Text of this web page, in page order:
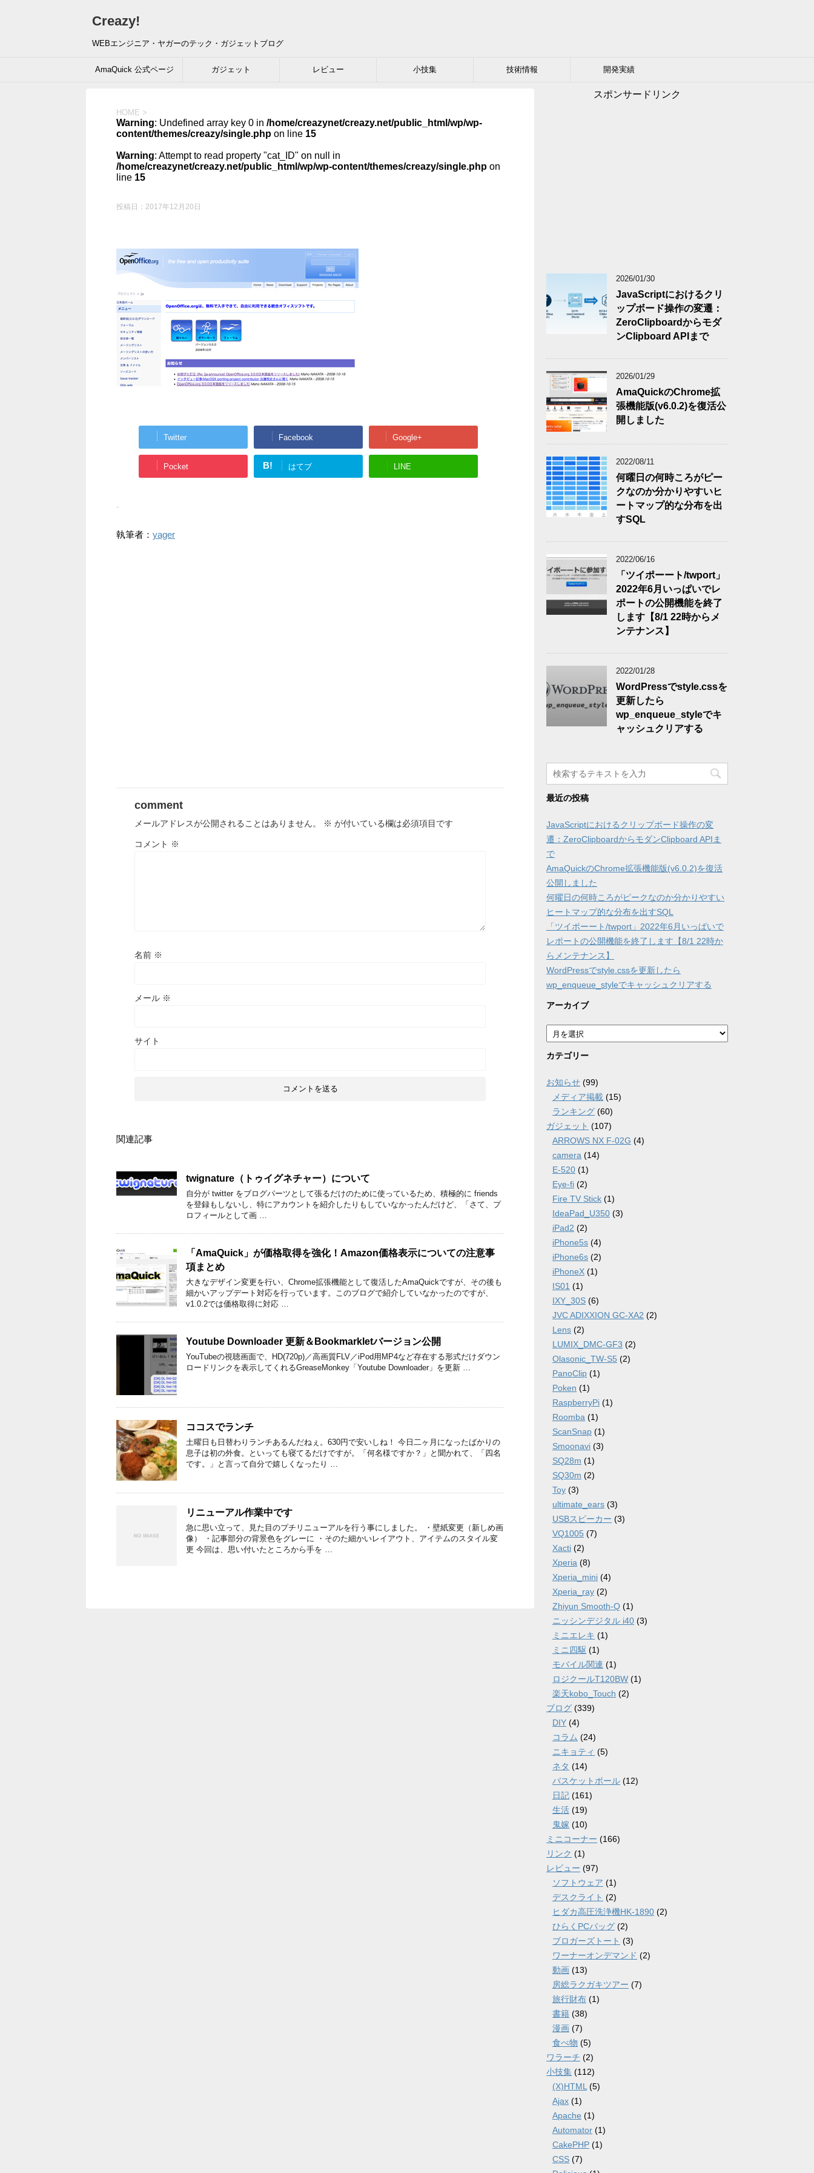
Creazy!
WEBエンジニア・ヤガーのテック・ガジェットブログ
AmaQuick 公式ページ ガジェット レビュー 小技集 技術情報 開発実績
HOME >
Warning: Undefined array key 0 in /home/creazynet/creazy.net/public_html/wp/wp-
content/themes/creazy/single.php on line 15
Warning: Attempt to read property "cat_ID" on null in
/home/creazynet/creazy.net/public_html/wp/wp-content/themes/creazy/single.php on
line 15
投稿日： 2017年12月20日
Twitter Facebook Google+
Pocket B! はてブ LINE
-
執筆者： yager
comment
メールアドレスが公開されることはありません。 ※ が付いている欄は必須項目です
コメント ※
名前 ※
メール ※
サイト
関連記事
twignature（トゥイグネチャー）について
自分が twitter をブログパーツとして張るだけのために使っているため、積極的に friends
を登録もしないし、特にアカウントを紹介したりもしていなかったんだけど、「さて、プ
ロフィールとして画 …
「AmaQuick」が価格取得を強化！Amazon価格表示についての注意事
項まとめ
大きなデザイン変更を行い、Chrome拡張機能として復活したAmaQuickですが、その後も
細かいアップデート対応を行っています。このブログで紹介していなかったのですが、
v1.0.2では価格取得に対応 …
Youtube Downloader 更新＆Bookmarkletバージョン公開
YouTubeの視聴画面で、HD(720p)／高画質FLV／iPod用MP4など存在する形式だけダウン
ロードリンクを表示してくれるGreaseMonkey「Youtube Downloader」を更新 …
ココスでランチ
土曜日も日替わりランチあるんだねぇ。630円で安いしね！ 今日二ヶ月になったばかりの
息子は初の外食。といっても寝てるだけですが。「何名様ですか？」と聞かれて、「四名
です。」と言って自分で嬉しくなったり …
リニューアル作業中です
急に思い立って、見た目のプチリニューアルを行う事にしました。 ・壁紙変更（新しめ画
像） ・記事部分の背景色をグレーに ・そのた細かいレイアウト、アイテムのスタイル変
更 今回は、思い付いたところから手を …
スポンサードリンク
2026/01/30
JavaScriptにおけるクリ
ップボード操作の変遷：
ZeroClipboardからモダ
ンClipboard APIまで
2026/01/29
AmaQuickのChrome拡
張機能版(v6.0.2)を復活公
開しました
2022/08/11
何曜日の何時ころがピー
クなのか分かりやすいヒ
ートマップ的な分布を出
すSQL
2022/06/16
「ツイポーート/twport」
2022年6月いっぱいでレ
ポートの公開機能を終了
します【8/1 22時からメ
ンテナンス】
2022/01/28
WordPressでstyle.cssを
更新したら
wp_enqueue_styleでキ
ャッシュクリアする
最近の投稿
JavaScriptにおけるクリップボード操作の変
遷：ZeroClipboardからモダンClipboard APIま
で
AmaQuickのChrome拡張機能版(v6.0.2)を復活
公開しました
何曜日の何時ころがピークなのか分かりやすい
ヒートマップ的な分布を出すSQL
「ツイポーート/twport」2022年6月いっぱいで
レポートの公開機能を終了します【8/1 22時か
らメンテナンス】
WordPressでstyle.cssを更新したら
wp_enqueue_styleでキャッシュクリアする
アーカイブ
ア
ー
カ
ブ
カテゴリー
お知らせ (99)
メディア掲載 (15)
ランキング (60)
ガジェット (107)
ARROWS NX F-02G (4)
camera (14)
E-520 (1)
Eye-fi (2)
Fire TV Stick (1)
IdeaPad_U350 (3)
iPad2 (2)
iPhone5s (4)
iPhone6s (2)
iPhoneX (1)
IS01 (1)
IXY_30S (6)
JVC ADIXXION GC-XA2 (2)
Lens (2)
LUMIX_DMC-GF3 (2)
Olasonic_TW-S5 (2)
PanoClip (1)
Poken (1)
RaspberryPi (1)
Roomba (1)
ScanSnap (1)
Smoonavi (3)
SQ28m (1)
SQ30m (2)
Toy (3)
ultimate_ears (3)
USBスピーカー (3)
VQ1005 (7)
Xacti (2)
Xperia (8)
Xperia_mini (4)
Xperia_ray (2)
Zhiyun Smooth-Q (1)
ニッシンデジタル i40 (3)
ミニエレキ (1)
ミニ四駆 (1)
モバイル関連 (1)
ロジクールT120BW (1)
楽天kobo_Touch (2)
ブログ (339)
DIY (4)
コラム (24)
ニキョティ (5)
ネタ (14)
バスケットボール (12)
日記 (161)
生活 (19)
鬼嫁 (10)
ミニコーナー (166)
リンク (1)
レビュー (97)
ソフトウェア (1)
デスクライト (2)
ヒダカ高圧洗浄機HK-1890 (2)
ひらくPCバッグ (2)
ブロガーズトート (3)
ワーナーオンデマンド (2)
動画 (13)
房総ラクガキツアー (7)
旅行財布 (1)
書籍 (38)
漫画 (7)
食べ物 (5)
ワラーチ (2)
小技集 (112)
(X)HTML (5)
Ajax (1)
Apache (1)
Automator (1)
CakePHP (1)
CSS (7)